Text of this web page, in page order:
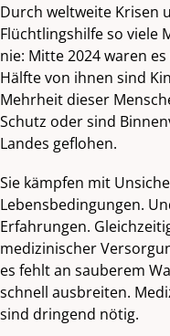
Durch weltweite Krisen
Flüchtlingshilfe so viele
nie: Mitte 2024 waren
Hälfte von ihnen sind
Mehrheit dieser
Schutz oder sind
Landes geflohen.
Sie kämpfen mit
Lebensbedingungen.
Erfahrungen.
medizinischer
es fehlt an sauberem
schnell ausbreiten.
sind dringend nötig.